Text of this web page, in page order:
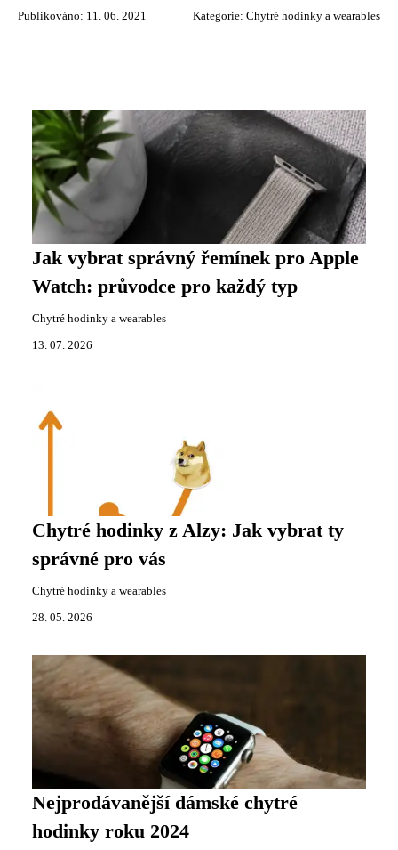
Publikováno: 11. 06. 2021 Kategorie: Chytré hodinky a wearables
Jak vybrat správný řemínek pro Apple
Watch: průvodce pro každý typ
Chytré hodinky a wearables
13. 07. 2026
Chytré hodinky z Alzy: Jak vybrat ty
správné pro vás
Chytré hodinky a wearables
28. 05. 2026
Nejprodávanější dámské chytré
hodinky roku 2024